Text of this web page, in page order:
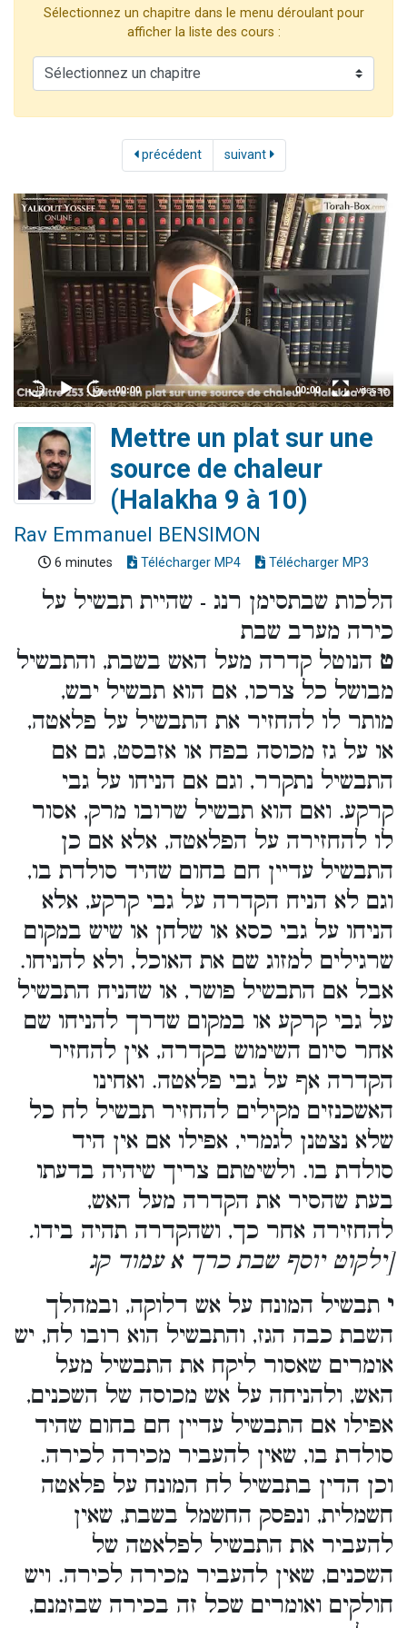
3 personnes viennent de faire un don pour Événements Torah-Box
Sélectionnez un chapitre dans le menu déroulant pour
afficher la liste des cours :
précédent suivant
Mettre un plat sur une
source de chaleur
(Halakha 9 à 10)
Rav Emmanuel BENSIMON
6 minutes Télécharger MP4 Télécharger MP3
הלכות שבתסימן רנג - שהיית תבשיל על
כירה מערב שבת
ט הנוטל קדרה מעל האש בשבת, והתבשיל
מבושל כל צרכו, אם הוא תבשיל יבש,
מותר לו להחזיר את התבשיל על פלאטה,
או על גז מכוסה בפח או אזבסט, גם אם
התבשיל נתקרר, וגם אם הניחו על גבי
קרקע. ואם הוא תבשיל שרובו מרק, אסור
לו להחזירה על הפלאטה, אלא אם כן
התבשיל עדיין חם בחום שהיד סולדת בו,
וגם לא הניח הקדרה על גבי קרקע, אלא
הניחו על גבי כסא או שלחן או שיש במקום
שרגילים למזוג שם את האוכל, ולא להניחו.
אבל אם התבשיל פושר, או שהניח התבשיל
על גבי קרקע או במקום שדרך להניחו שם
אחר סיום השימוש בקדרה, אין להחזיר
הקדרה אף על גבי פלאטה. ואחינו
האשכנזים מקילים להחזיר תבשיל לח כל
שלא נצטנן לגמרי, אפילו אם אין היד
סולדת בו. ולשיטתם צריך שיהיה בדעתו
בעת שהסיר את הקדרה מעל האש,
להחזירה אחר כך, ושהקדרה תהיה בידו.
[ילקוט יוסף שבת כרך א עמוד קג
י תבשיל המונח על אש דלוקה, ובמהלך
השבת כבה הגז, והתבשיל הוא רובו לח, יש
אומרים שאסור ליקח את התבשיל מעל
האש, ולהניחה על אש מכוסה של השכנים,
אפילו אם התבשיל עדיין חם בחום שהיד
סולדת בו, שאין להעביר מכירה לכירה.
וכן הדין בתבשיל לח המונח על פלאטה
חשמלית, ונפסק החשמל בשבת, שאין
להעביר את התבשיל לפלאטה של
השכנים, שאין להעביר מכירה לכירה. ויש
חולקים ואומרים שכל זה בכירה שבזמנם,